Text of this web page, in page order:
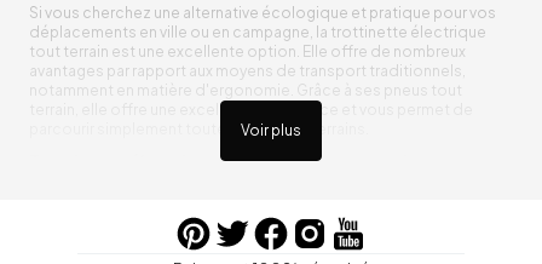
Voir plus
Si vous cherchez une alternative écologique et pratique pour vos
déplacements en ville ou en campagne, la trottinette électrique
tout terrain est une excellente option. Elle offre de nombreux
avantages par rapport aux moyens de transport traditionnels,
notamment en matière d'ergonomie. Grâce à ses pneus tout
terrain, elle offre une excellente adhérence et vous permet de
parcourir simplement toutes sortes de terrains.
Trottinette électrique tout terrain ergonomique
entre vos trajets, vous n’aurez pas à vous soucier de l’état de sa
batterie. De plus, elle est équipée de pneus résistants qui peuvent